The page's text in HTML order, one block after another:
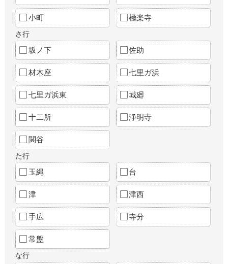
小町 極楽寺
さ行
坂ノ下 佐助
材木座 七里ガ浜
七里ガ浜東 城廻
十二所 浄明寺
関谷
た行
玉縄 台
津 津西
手広 寺分
常盤
な行